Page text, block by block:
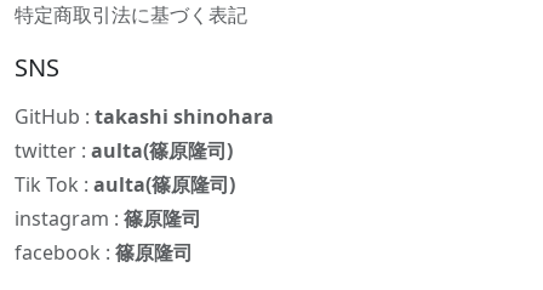
特定商取引法に基づく表記
SNS
GitHub : takashi shinohara
twitter : aulta(篠原隆司)
Tik Tok : aulta(篠原隆司)
instagram : 篠原隆司
facebook : 篠原隆司